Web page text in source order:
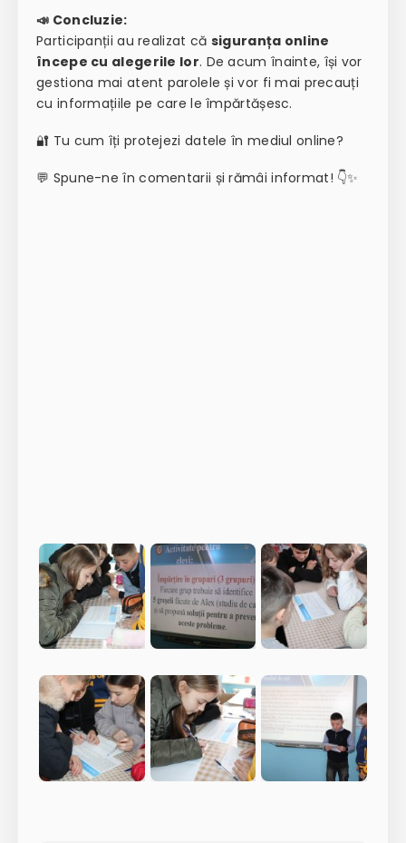
📣 Concluzie:
Participanții au realizat că siguranța online
începe cu alegerile lor. De acum înainte, își vor
gestiona mai atent parolele și vor fi mai precauți
cu informațiile pe care le împărtășesc.
🔐 Tu cum îți protejezi datele în mediul online?
💬 Spune-ne în comentarii și rămâi informat! 👇✨